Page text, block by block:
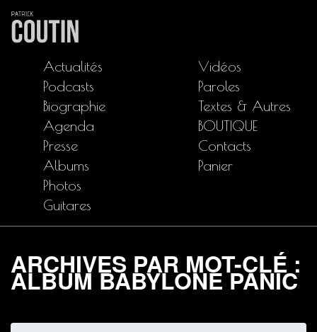
Actualités
Podcasts
Biographie
Agenda
Presse
Albums
Photos
Guitares
Vidéos
Paroles
Textes & Autres
BOUTIQUE
Contacts
Panier
ARCHIVES PAR MOT-CLÉ :
ALBUM BABYLONE PANIC